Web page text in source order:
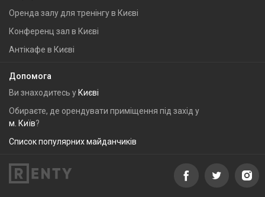
Оренда залу для тренінгу в Києві
Конференц зал в Києві
Антікафе в Києві
Допомога
Ви знаходитесь у Києві
Обираєте, де орендувати приміщення під захід у
м. Київ?
Список популярних майданчиків